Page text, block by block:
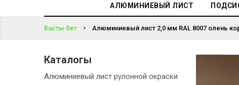
АЛЮМИНИЕВЫЙ ЛИСТ
ПРОЕКТИРОВАНИЕ
Басты бет Алюминиевый лист 2,0 мм RAL 8007 олень
Каталогы
Алюминиевый лист рулонной окраски